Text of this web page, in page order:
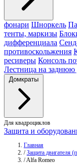
фонари Шноркель
тенты, маркизы
дифференциала
противоскольжения
ресиверы Консоль
Лестница на заднюю
Домкраты
Для квадроциклов
Защита и
Главная
/ Защита двигателя
/Alfa Romeo